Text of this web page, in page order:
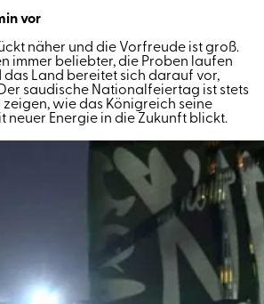
vor
näher und die Vorfreude ist groß.
immer beliebter, die Proben laufen
Land bereitet sich darauf vor,
saudische Nationalfeiertag ist stets
wie das Königreich seine
neuer Energie in die Zukunft blickt.